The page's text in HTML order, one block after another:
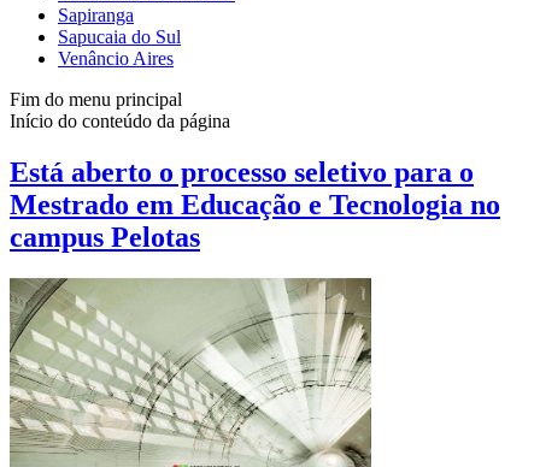
Sapiranga
Sapucaia do Sul
Venâncio Aires
Fim do menu principal
Início do conteúdo da página
Está aberto o processo seletivo para o
Mestrado em Educação e Tecnologia no
campus Pelotas